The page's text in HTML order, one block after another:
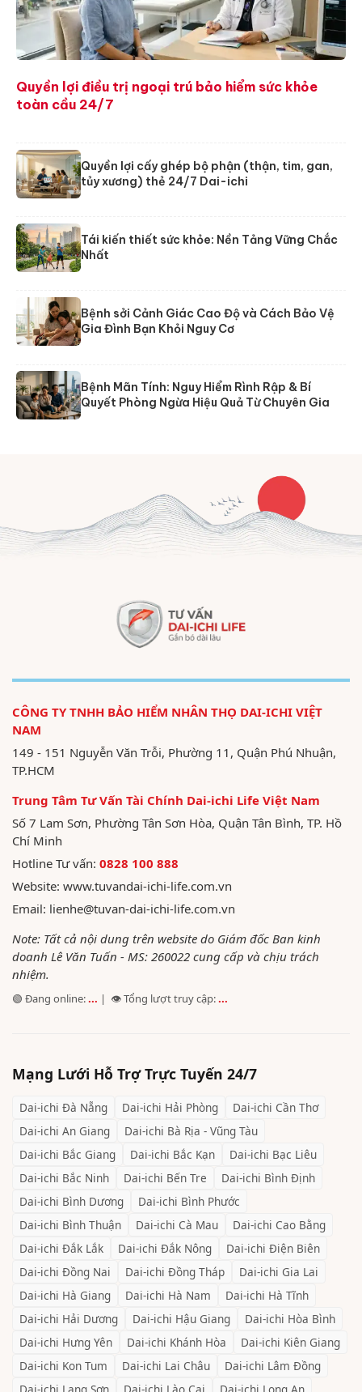
Quyền lợi điều trị ngoại trú bảo hiểm sức khỏe
toàn cầu 24/7
Quyền lợi cấy ghép bộ phận (thận, tim, gan,
tủy xương) thẻ 24/7 Dai-ichi
Tái kiến thiết sức khỏe: Nền Tảng Vững Chắc
Nhất
Bệnh sởi Cảnh Giác Cao Độ và Cách Bảo Vệ
Gia Đình Bạn Khỏi Nguy Cơ
Bệnh Mãn Tính: Nguy Hiểm Rình Rập & Bí
Quyết Phòng Ngừa Hiệu Quả Từ Chuyên Gia
CÔNG TY TNHH BẢO HIỂM NHÂN THỌ DAI-ICHI VIỆT
NAM
149 - 151 Nguyễn Văn Trỗi, Phường 11, Quận Phú Nhuận,
TP.HCM
Trung Tâm Tư Vấn Tài Chính Dai-ichi Life Việt Nam
Số 7 Lam Sơn, Phường Tân Sơn Hòa, Quận Tân Bình, TP. Hồ
Chí Minh
Hotline Tư vấn: 0828 100 888
Website: www.tuvandai-ichi-life.com.vn
Email: lienhe@tuvan-dai-ichi-life.com.vn
Note: Tất cả nội dung trên website do Giám đốc Ban kinh
doanh Lê Văn Tuấn - MS: 260022 cung cấp và chịu trách
nhiệm.
🟢 Đang online:... | 👁️ Tổng lượt truy cập:...
Mạng Lưới Hỗ Trợ Trực Tuyến 24/7
Dai-ichi Đà Nẵng Dai-ichi Hải Phòng Dai-ichi Cần Thơ
Dai-ichi An Giang Dai-ichi Bà Rịa - Vũng Tàu
Dai-ichi Bắc Giang Dai-ichi Bắc Kạn Dai-ichi Bạc Liêu
Dai-ichi Bắc Ninh Dai-ichi Bến Tre Dai-ichi Bình Định
Dai-ichi Bình Dương Dai-ichi Bình Phước
Dai-ichi Bình Thuận Dai-ichi Cà Mau Dai-ichi Cao Bằng
Dai-ichi Đắk Lắk Dai-ichi Đắk Nông Dai-ichi Điện Biên
Dai-ichi Đồng Nai Dai-ichi Đồng Tháp Dai-ichi Gia Lai
Dai-ichi Hà Giang Dai-ichi Hà Nam Dai-ichi Hà Tĩnh
Dai-ichi Hải Dương Dai-ichi Hậu Giang Dai-ichi Hòa Bình
Dai-ichi Hưng Yên Dai-ichi Khánh Hòa Dai-ichi Kiên Giang
Dai-ichi Kon Tum Dai-ichi Lai Châu Dai-ichi Lâm Đồng